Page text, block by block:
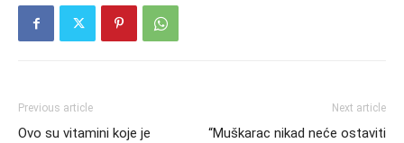
Previous article
Ovo su vitamini koje je
Next article
“Muškarac nikad neće ostaviti